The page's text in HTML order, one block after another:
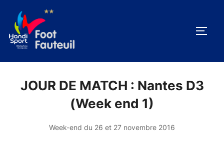
contenu
JOUR DE MATCH : Nantes D3
(Week end 1)
Week-end du 26 et 27 novembre 2016